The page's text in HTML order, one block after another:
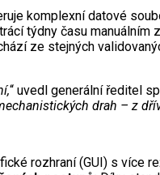
komplexní datové
týdny času manuálním
ze stejných
“ uvedl generální ředitel
drah – z
rozhraní (GUI) s více